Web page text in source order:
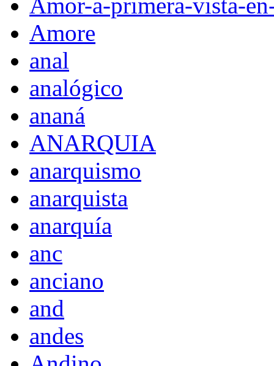
Amor-a-primera-vista-
Amore
anal
analógico
ananá
ANARQUIA
anarquismo
anarquista
anarquía
anc
anciano
and
andes